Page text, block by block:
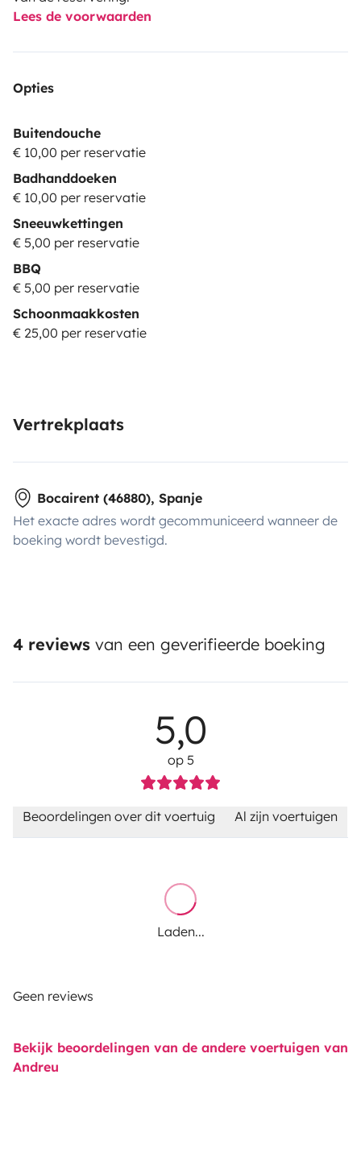
Lees de voorwaarden
Opties
Buitendouche
€ 10,00 per reservatie
Badhanddoeken
€ 10,00 per reservatie
Sneeuwkettingen
€ 5,00 per reservatie
BBQ
€ 5,00 per reservatie
Schoonmaakkosten
€ 25,00 per reservatie
Vertrekplaats
Bocairent (46880), Spanje
Het exacte adres wordt gecommuniceerd wanneer de
boeking wordt bevestigd.
4 reviews van een geverifieerde boeking
5,0
op 5
Beoordelingen over dit voertuig Al zijn voertuigen
Laden...
Geen reviews
Bekijk beoordelingen van de andere voertuigen van
Andreu